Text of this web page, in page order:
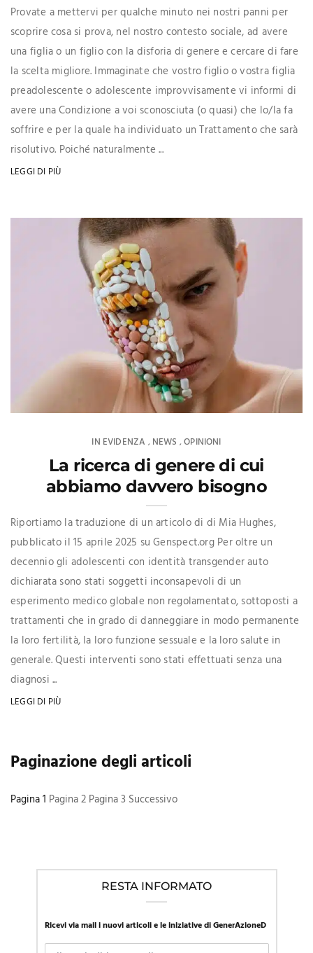
Provate a mettervi per qualche minuto nei nostri panni per
scoprire cosa si prova, nel nostro contesto sociale, ad avere
una figlia o un figlio con la disforia di genere e cercare di fare
la scelta migliore. Immaginate che vostro figlio o vostra figlia
preadolescente o adolescente improvvisamente vi informi di
avere una Condizione a voi sconosciuta (o quasi) che lo/la fa
soffrire e per la quale ha individuato un Trattamento che sarà
risolutivo. Poiché naturalmente ...
LEGGI DI PIÙ
IN EVIDENZA , NEWS ,OPINIONI
La ricerca di genere di cui
abbiamo davvero bisogno
Riportiamo la traduzione di un articolo di di Mia Hughes,
pubblicato il 15 aprile 2025 su Genspect.org Per oltre un
decennio gli adolescenti con identità transgender auto
dichiarata sono stati soggetti inconsapevoli di un
esperimento medico globale non regolamentato, sottoposti a
trattamenti che in grado di danneggiare in modo permanente
la loro fertilità, la loro funzione sessuale e la loro salute in
generale. Questi interventi sono stati effettuati senza una
diagnosi ...
LEGGI DI PIÙ
Paginazione degli articoli
Pagina1 Pagina2 Pagina3 Successivo
RESTA INFORMATO
Ricevi via mail i nuovi articoli e le iniziative di GenerAzioneD